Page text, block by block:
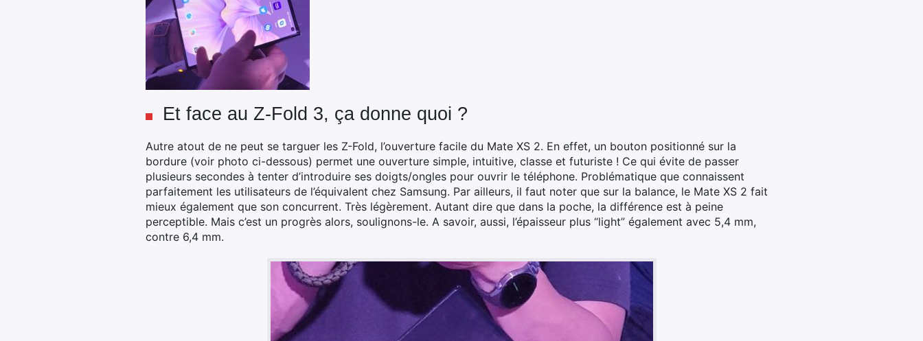
Et face au Z-Fold 3, ça donne quoi ?
Autre atout de ne peut se targuer les Z-Fold, l’ouverture facile du Mate XS 2. En effet, un bouton positionné sur la
bordure (voir photo ci-dessous) permet une ouverture simple, intuitive, classe et futuriste ! Ce qui évite de passer
plusieurs secondes à tenter d’introduire ses doigts/ongles pour ouvrir le téléphone. Problématique que connaissent
parfaitement les utilisateurs de l’équivalent chez Samsung. Par ailleurs, il faut noter que sur la balance, le Mate XS 2 fait
mieux également que son concurrent. Très légèrement. Autant dire que dans la poche, la différence est à peine
perceptible. Mais c’est un progrès alors, soulignons-le. A savoir, aussi, l’épaisseur plus “light” également avec 5,4 mm,
contre 6,4 mm.